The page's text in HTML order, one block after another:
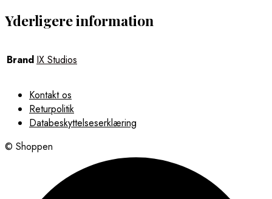
Yderligere information
Brand IX Studios
Kontakt os
Returpolitik
Databeskyttelseserklæring
© Shoppen